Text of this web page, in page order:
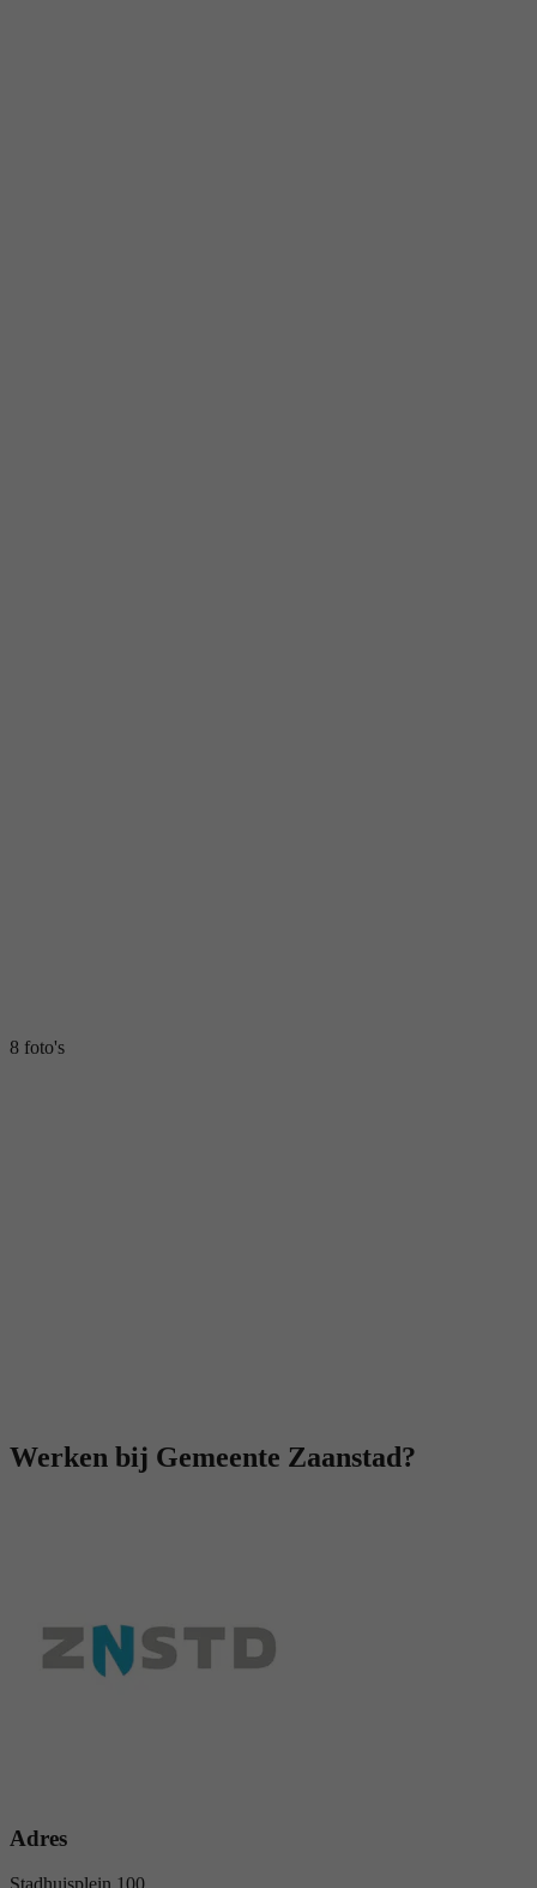
8 foto's
Werken bij Gemeente Zaanstad?
Adres